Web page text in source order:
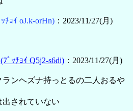
ﾁｮｲ oJ.k-orHn) ：2023/11/27(月)
(ﾌﾟｯﾁｮｲ Q5j2-s6di) ：2023/11/27(月)
ランヘズナ持っとるの二人おるや
出されていない